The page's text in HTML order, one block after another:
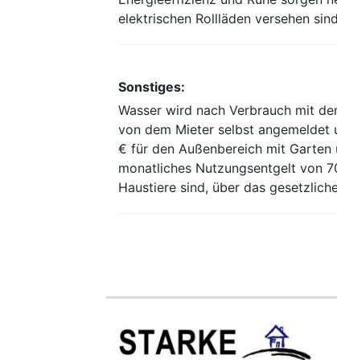
elektrischen Rollläden versehen
Sonstiges:
Wasser wird nach Verbrauch mit
von dem Mieter selbst angemeldet
€ für den Außenbereich mit
monatliches Nutzungsentgelt von
Haustiere sind, über das